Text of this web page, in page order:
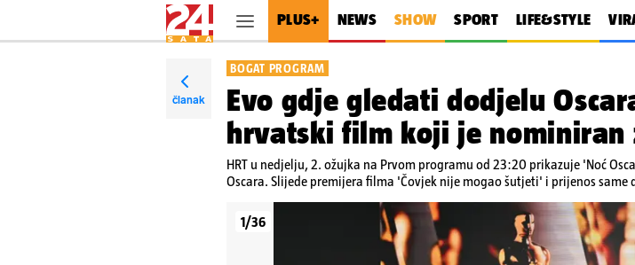
PLUS+ NEWS SHOW SPORT LIFE&STYLE
članak
BOGAT PROGRAM
Evo gdje gledati dodjelu
hrvatski film koji je nominiran
HRT u nedjelju, 2. ožujka na Prvom programu od 23:20 prikazuje 'Noć
Oscara. Slijede premijera filma 'Čovjek nije mogao šutjeti' i prijenos same
1/36